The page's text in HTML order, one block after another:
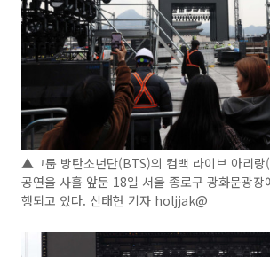
▲그룹 방탄소년단(BTS)의 컴백 라이브 아리
공연을 사흘 앞둔 18일 서울 종로구 광화문광장
행되고 있다. 신태현 기자 holjjak@